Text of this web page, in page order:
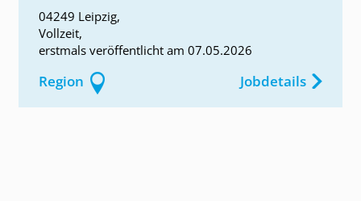
04249 Leipzig,
Vollzeit,
erstmals veröffentlicht am 07.05.2026
Jobdetails
Region